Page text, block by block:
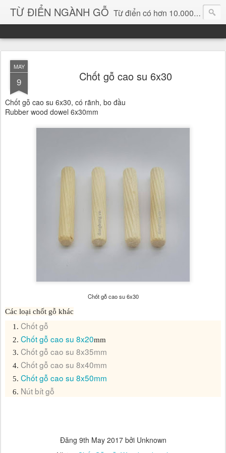
TỪ ĐIỂN NGÀNH GỖ Từ điển có hơn 10.000 từ chuyên ngành gỗ và hình ảnh, video, phần mềm chuyên ngành gỗ. chuyên dùng tìm kiếm, thông tin, vật liệu mới, sản phẩm, ý tưởng, thiết kế, sản xuất, thương mại ngành gỗ...
MAY
9 Chốt gỗ cao su 6x30
Chốt gỗ cao su 6x30, có rãnh, bo đầu
Rubber wood dowel 6x30mm
Chốt gỗ cao su 6x30
Các loại chốt gỗ khác
Chốt gỗ
Chốt gỗ cao su 8x20mm
Chốt gỗ cao su 8x35mm
Chốt gỗ cao su 8x40mm
Chốt gỗ cao su 8x50mm
Nút bít gỗ
Đăng 9th May 2017bởi Unknown